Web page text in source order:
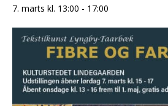
7. marts kl. 13:00 - 17:00